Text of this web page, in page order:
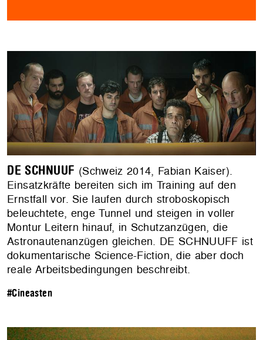
DE SCHNUUF (Schweiz 2014, Fabian Kaiser).
Einsatzkräfte bereiten sich im Training auf den
Ernstfall vor. Sie laufen durch stroboskopisch
beleuchtete, enge Tunnel und steigen in voller
Montur Leitern hinauf, in Schutzanzügen, die
Astronautenanzügen gleichen. DE SCHNUUFF ist
dokumentarische Science-Fiction, die aber doch
reale Arbeitsbedingungen beschreibt.
#Cineasten